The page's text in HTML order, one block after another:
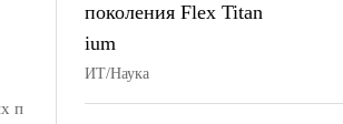
п
поколения Flex Titan
ium
ИТ/Наука